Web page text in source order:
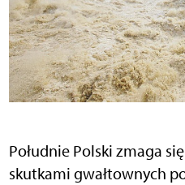
Południe Polski zmaga
skutkami gwałtownych